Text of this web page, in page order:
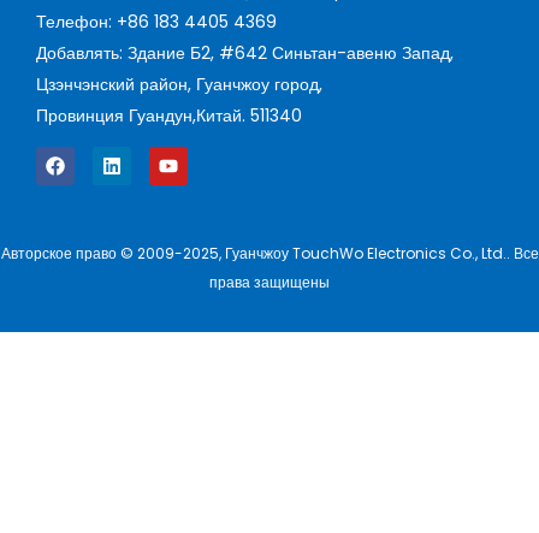
Телефон: +86 183 4405 4369
Добавлять: Здание Б2, #642 Синьтан-авеню Запад,
Цзэнчэнский район, Гуанчжоу город,
Провинция Гуандун,Китай. 511340
Авторское право © 2009-2025, Гуанчжоу TouchWo Electronics Co., Ltd.. Все
права защищены